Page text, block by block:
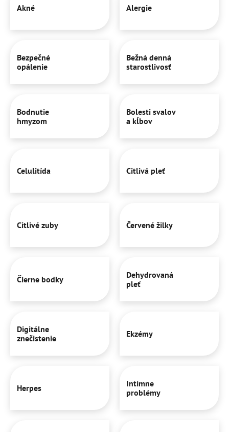
Akné Alergie
Bezpečné
opálenie
Bežná denná
starostlivosť
Bodnutie
hmyzom
Bolesti svalov
a kĺbov
Celulitída Citlivá pleť
Citlivé zuby Červené žilky
Čierne bodky
Dehydrovaná
pleť
Digitálne
znečistenie
Ekzémy
Herpes
Intímne
problémy